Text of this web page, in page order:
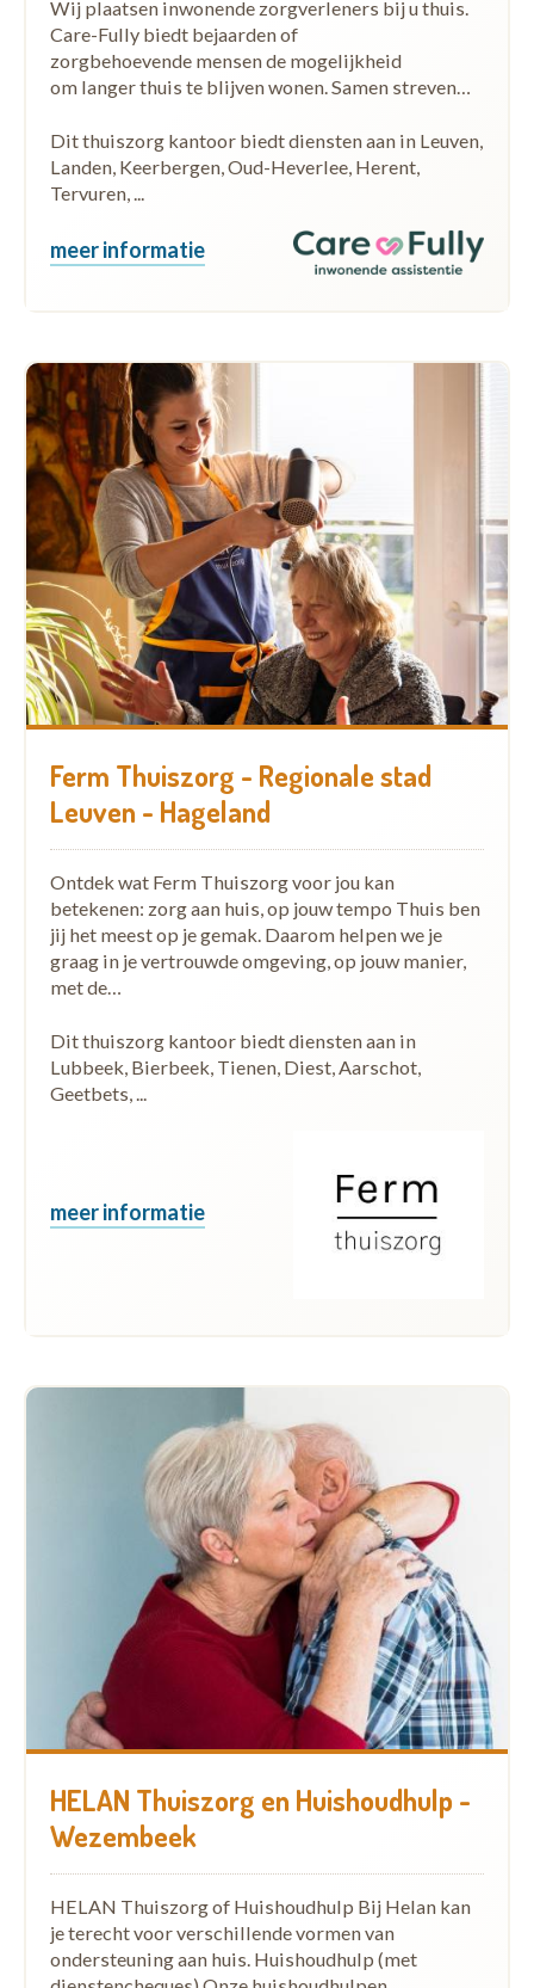
Wij plaatsen inwonende zorgverleners bij u thuis.
Care-Fully biedt bejaarden of
zorgbehoevende mensen de mogelijkheid
om langer thuis te blijven wonen. Samen streven…
Dit thuiszorg kantoor biedt diensten aan in Leuven,
Landen, Keerbergen, Oud-Heverlee, Herent,
Tervuren, ...
meer informatie
Ferm Thuiszorg - Regionale stad
Leuven - Hageland
Ontdek wat Ferm Thuiszorg voor jou kan
betekenen: zorg aan huis, op jouw tempo Thuis ben
jij het meest op je gemak. Daarom helpen we je
graag in je vertrouwde omgeving, op jouw manier,
met de…
Dit thuiszorg kantoor biedt diensten aan in
Lubbeek, Bierbeek, Tienen, Diest, Aarschot,
Geetbets, ...
meer informatie
HELAN Thuiszorg en Huishoudhulp -
Wezembeek
HELAN Thuiszorg of Huishoudhulp Bij Helan kan
je terecht voor verschillende vormen van
ondersteuning aan huis. Huishoudhulp (met